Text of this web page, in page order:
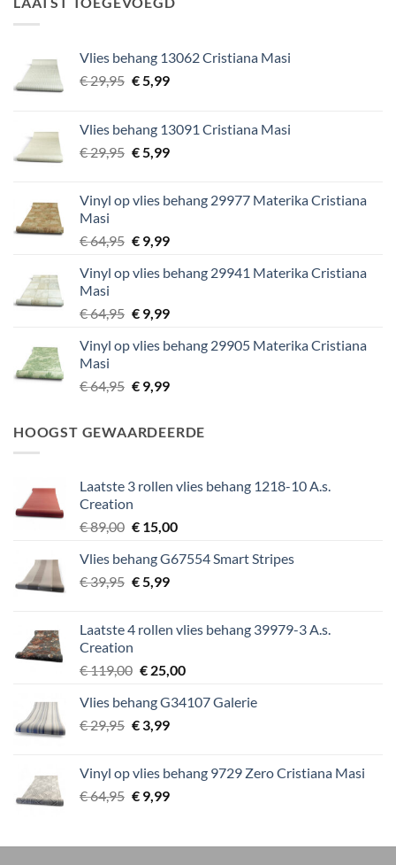
Vlies behang 13062 Cristiana Masi
€29,95 Oorspronkelijke
€ 29,95.
€5,99Huidige
€ 5,99.
Vlies behang 13091 Cristiana Masi
€29,95 Oorspronkelijke
€ 29,95.
€5,99Huidige
€ 5,99.
Vinyl op vlies behang 29977 Materika Cristiana
Masi
€64,95 Oorspronkelijke
was:
€9,99Huidige
is:
Vinyl op vlies behang 29941 Materika Cristiana
Masi
€64,95 Oorspronkelijke
was:
€9,99Huidige
is:
Vinyl op vlies behang 29905 Materika Cristiana
Masi
€64,95 Oorspronkelijke
€ 64,95.
€9,99Huidige
€ 9,99.
HOOGST GEWAARDEERDE
Laatste 3 rollen vlies behang 1218-10 A.s.
Creation
€89,00 Oorspronkelijke
was:
€ 89,00.
€15,00Huidige
is:
Vlies behang G67554 Smart Stripes
€39,95 Oorspronkelijke
€ 39,95.
€5,99Huidige
€ 5,99.
Laatste 4 rollen vlies behang 39979-3 A.s.
Creation
€119,00 Oorspronkelijke
was:
€ 119,00.
€25,00Huidige
is:
Vlies behang G34107 Galerie
€29,95 Oorspronkelijke
€ 29,95.
€3,99Huidige
€ 3,99.
Vinyl op vlies behang 9729 Zero Cristiana Masi
€64,95 Oorspronkelijke
€ 64,95.
€9,99Huidige
€ 9,99.